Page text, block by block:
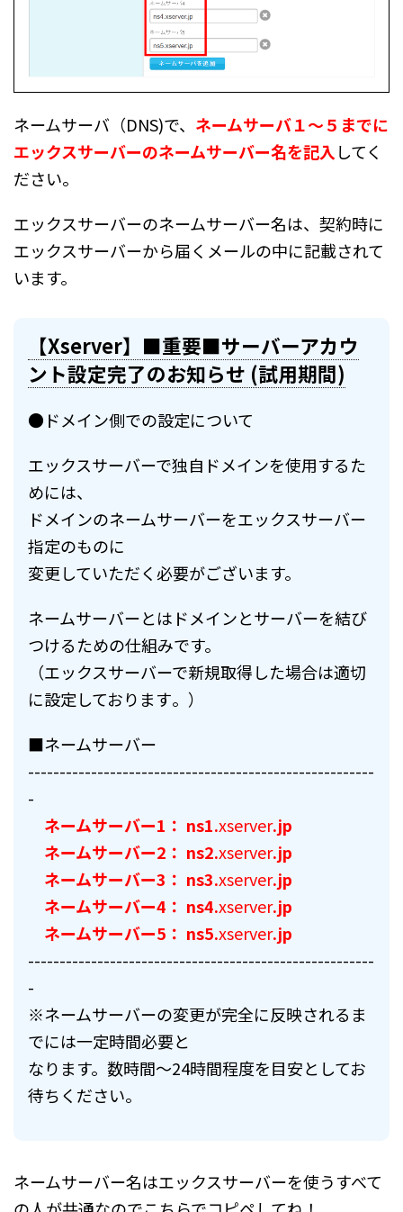
ネームサーバ（DNS)で、 ネームサーバ１～５までに
エックスサーバーのネームサーバー名を記入 してく
ださい。
エックスサーバーのネームサーバー名は、契約時に
エックスサーバーから届くメールの中に記載されて
います。
【Xserver】■重要■サーバーアカウ
ント設定完了のお知らせ (試用期間)
●ドメイン側での設定について
エックスサーバーで独自ドメインを使用するた
めには、
ドメインのネームサーバーをエックスサーバー
指定のものに
変更していただく必要がございます。
ネームサーバーとはドメインとサーバーを結び
つけるための仕組みです。
（エックスサーバーで新規取得した場合は適切
に設定しております。）
■ネームサーバー
-------------------------------------------------------
-
ネームサーバー1： ns1.xserver.jp
ネームサーバー2： ns2.xserver.jp
ネームサーバー3： ns3.xserver.jp
ネームサーバー4： ns4.xserver.jp
ネームサーバー5： ns5.xserver.jp
-------------------------------------------------------
-
※ネームサーバーの変更が完全に反映されるま
でには一定時間必要と
なります。数時間～24時間程度を目安としてお
待ちください。
ネームサーバー名はエックスサーバーを使うすべて